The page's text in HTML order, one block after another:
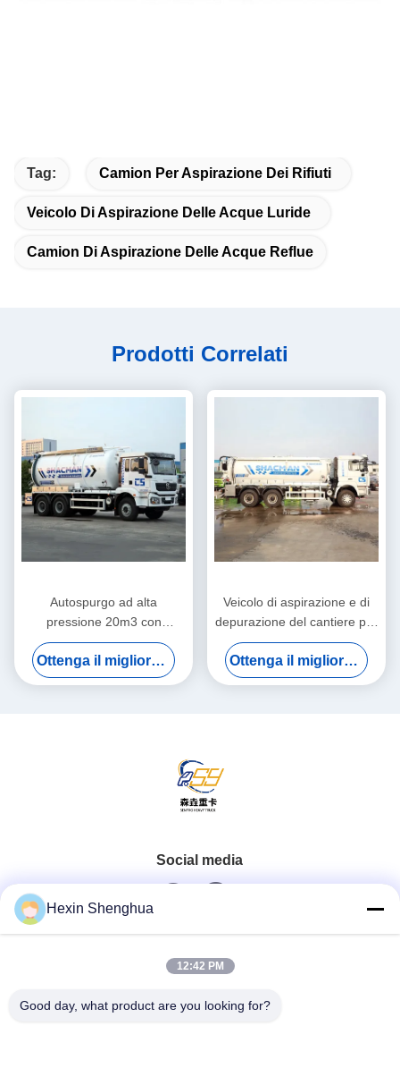
Tag: Camion Per Aspirazione Dei Rifiuti
Veicolo Di Aspirazione Delle Acque Luride
Camion Di Aspirazione Delle Acque Reflue
Prodotti Correlati
Autospurgo ad alta
pressione 20m3 con
rotazione idraulica
Ottenga il migliore prezzo
Veicolo di aspirazione e di
depurazione del cantiere per
lo scarico di fango residuo di
cemento
Ottenga il migliore prezzo
Social media
Contatto rapido
Hexin Shenghua
12:42 PM
Good day, what product are you looking for?